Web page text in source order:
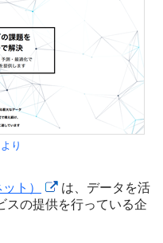
り
ト）
は、データを活
スの提供を行っている企